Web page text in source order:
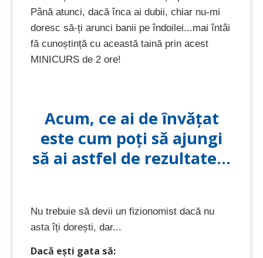
Până atunci, dacă înca ai dubii, chiar nu-mi
doresc să-ți arunci banii pe îndoilei...mai întâi
fă cunoștință cu această taină prin acest
MINICURS de 2 ore!
Acum, ce ai de învățat
este cum poți să ajungi
să ai astfel de rezultate...
Nu trebuie să devii un fizionomist dacă nu
asta îți dorești, dar...
Dacă ești gata să: